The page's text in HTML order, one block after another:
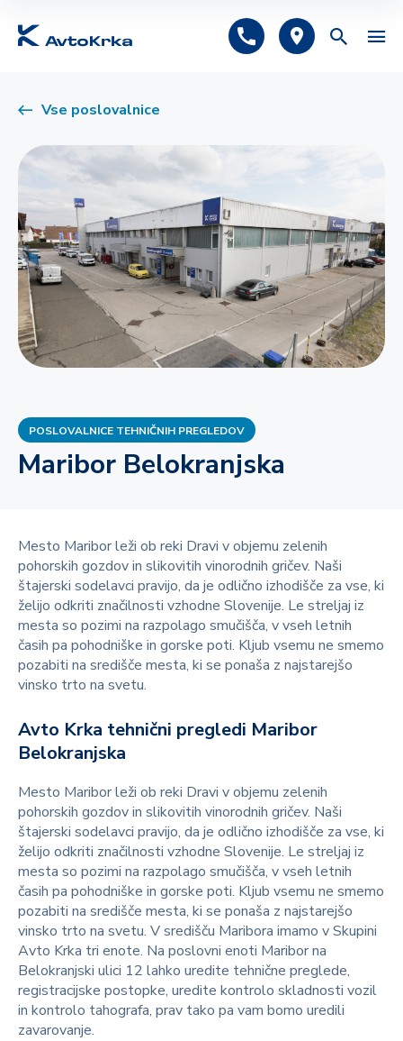
Tehnični pregled
Registracija
Vse poslovalnice
POSLOVALNICE TEHNIČNIH PREGLEDOV
Maribor Belokranjska
Mesto Maribor leži ob reki Dravi v objemu zelenih
pohorskih gozdov in slikovitih vinorodnih gričev. Naši
štajerski sodelavci pravijo, da je odlično izhodišče za vse, ki
želijo odkriti značilnosti vzhodne Slovenije. Le streljaj iz
mesta so pozimi na razpolago smučišča, v vseh letnih
časih pa pohodniške in gorske poti. Kljub vsemu ne smemo
pozabiti na središče mesta, ki se ponaša z najstarejšo
vinsko trto na svetu.
Avto Krka tehnični pregledi Maribor
Belokranjska
Mesto Maribor leži ob reki Dravi v objemu zelenih
pohorskih gozdov in slikovitih vinorodnih gričev. Naši
štajerski sodelavci pravijo, da je odlično izhodišče za vse, ki
želijo odkriti značilnosti vzhodne Slovenije. Le streljaj iz
mesta so pozimi na razpolago smučišča, v vseh letnih
časih pa pohodniške in gorske poti. Kljub vsemu ne smemo
pozabiti na središče mesta, ki se ponaša z najstarejšo
vinsko trto na svetu. V središču Maribora imamo v Skupini
Avto Krka tri enote. Na poslovni enoti Maribor na
Belokranjski ulici 12 lahko uredite tehnične preglede,
registracijske postopke, uredite kontrolo skladnosti vozil
in kontrolo tahografa, prav tako pa vam bomo uredili
zavarovanje.